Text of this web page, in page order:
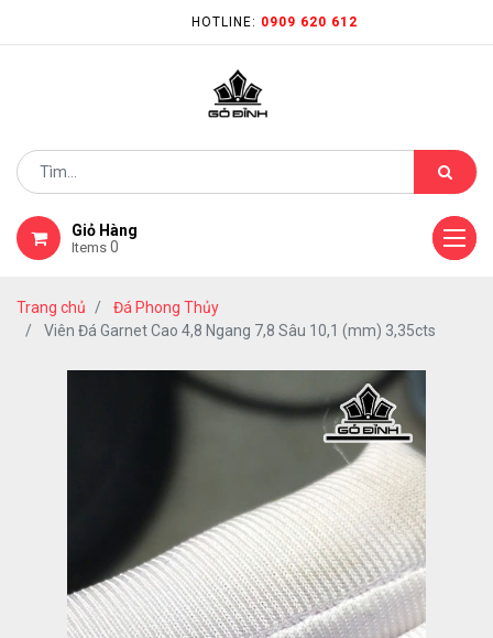
HOTLINE: 0909 620 612
Giỏ Hàng
Items 0
Trang chủ
Đá Phong Thủy
Viên Đá Garnet Cao 4,8 Ngang 7,8 Sâu 10,1 (mm) 3,35cts